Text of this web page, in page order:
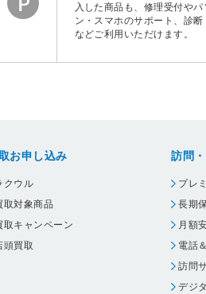
入した商品も、修理受付やパ
ン・スマホのサポート、診断
などご利用いただけます。
お申し込み
クウル
取対象商品
取キャンペーン
頭買取
訪問
プレ
長期
月額
電話
訪問
デジ